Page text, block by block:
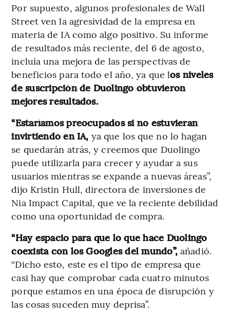
Por supuesto, algunos profesionales de Wall
Street ven la agresividad de la empresa en
materia de IA como algo positivo. Su informe
de resultados más reciente, del 6 de agosto,
incluía una mejora de las perspectivas de
beneficios para todo el año, ya que los niveles
de suscripción de Duolingo obtuvieron
mejores resultados.
“Estaríamos preocupados si no estuvieran
invirtiendo en IA, ya que los que no lo hagan
se quedarán atrás, y creemos que Duolingo
puede utilizarla para crecer y ayudar a sus
usuarios mientras se expande a nuevas áreas”,
dijo Kristin Hull, directora de inversiones de
Nia Impact Capital, que ve la reciente debilidad
como una oportunidad de compra.
“Hay espacio para que lo que hace Duolingo
coexista con los Googles del mundo”, añadió.
“Dicho esto, este es el tipo de empresa que
casi hay que comprobar cada cuatro minutos
porque estamos en una época de disrupción y
las cosas suceden muy deprisa”.